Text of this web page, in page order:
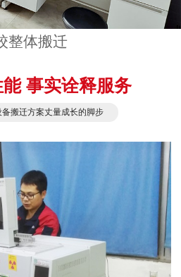
整体搬迁
能 事实诠释服务
搬迁方案丈量成长的脚步